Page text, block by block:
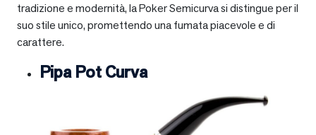
tradizione e modernità, la Poker Semicurva si distingue per il
suo stile unico, promettendo una fumata piacevole e di
carattere.
Pipa Pot Curva